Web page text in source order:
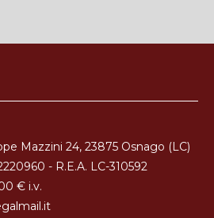
Mazzini 24, 23875 Osnago (LC)
- R.E.A. LC-310592
€ i.v.